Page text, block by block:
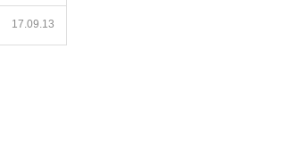
17.09.13